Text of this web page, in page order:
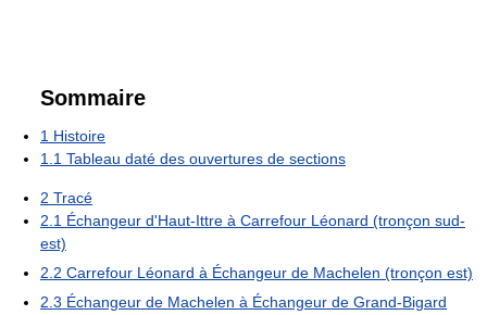
Sommaire
1 Histoire
1.1 Tableau daté des ouvertures de sections
2 Tracé
2.1 Échangeur d'Haut-Ittre à Carrefour Léonard (tronçon sud-
est)
2.2 Carrefour Léonard à Échangeur de Machelen (tronçon est)
2.3 Échangeur de Machelen à Échangeur de Grand-Bigard